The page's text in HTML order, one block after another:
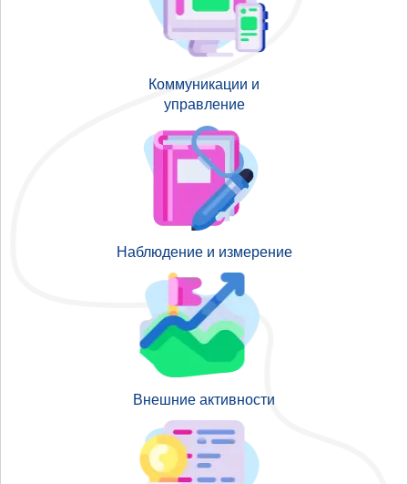
Коммуникации и
управление
Наблюдение и измерение
Внешние активности